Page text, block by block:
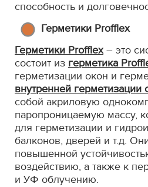
способность и
Герметики Profflex
Герметики Profflex– это
состоит из герметика
герметизации окон и
внутренней герметизации
собой акриловую
паропроницаемую массу,
для герметизации и
балконов, дверей и т.д.
повышенной
воздействию, а также к
и УФ облучению.